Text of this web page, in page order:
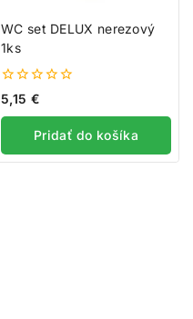
WC set DELUX nerezový
1ks
0
5
5,15 €
Pridať do košíka